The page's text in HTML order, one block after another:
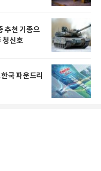
추천 기종으
청신호
국 파운드리